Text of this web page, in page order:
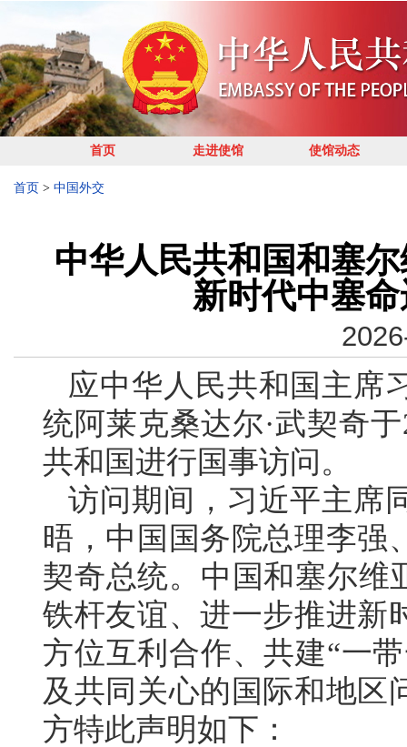
首页 走进使馆 使馆动态
首页 > 中国外交
中华人民共和国和塞
新时代中塞
应中华人民共和国主席
统阿莱克桑达尔·武契奇
共和国进行国事访问。
访问期间，习近平主席
晤，中国国务院总理李强
契奇总统。中国和塞尔维
铁杆友谊、进一步推进新
方位互利合作、共建“一
及共同关心的国际和地区
方特此声明如下：